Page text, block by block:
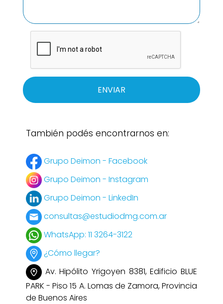
ENVIAR
También podés encontrarnos en:
Grupo Deimon - Facebook
Grupo Deimon - Instagram
Grupo Deimon - LinkedIn
consultas@estudiodmg.com.ar
WhatsApp: 11 3264-3122
¿Cómo llegar?
Av. Hipólito Yrigoyen 8381, Edificio BLUE
PARK - Piso 15 A. Lomas de Zamora, Provincia
de Buenos Aires